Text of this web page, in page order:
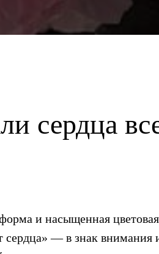
сердца
и насыщенная цветовая
— в знак внимания